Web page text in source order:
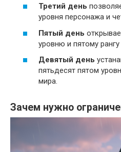
Третий день
уровня персонажа и
Пятый день
уровню и пятому
Девятый день
пятьдесят пятом
мира.
Зачем нужно